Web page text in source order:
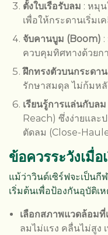
ตั้งใบเรือรับลม : หมุ
เพื่อให้กระดานเริ่มเ
จับคานบูม (Boom)
ควบคุมทิศทางด้วยก
ฝึกทรงตัวบนกระดาน
รักษาสมดุล ไม่ก้มหลั
เรียนรู้การแล่นกับลม
Reach) ซึ่งง่ายแล
ตัดลม (Close-
ข้อควรระวังเมื่
แม้ว่าวินด์เซิร์ฟจะเป็น
เริ่มต้นเพื่อป้องกันอุบัติเ
เลือกสภาพแวดล้อมที่
ลมไม่แรง คลื่นไม่สูง